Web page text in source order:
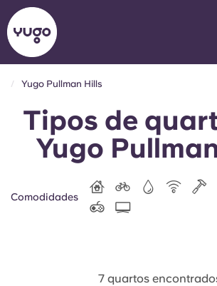
Sobre
Localizações
Mais
English (GB)
English (US)
Chinese
Yugo Pullman Hills
Tipos de
Yugo
Comodidades
7 quartos